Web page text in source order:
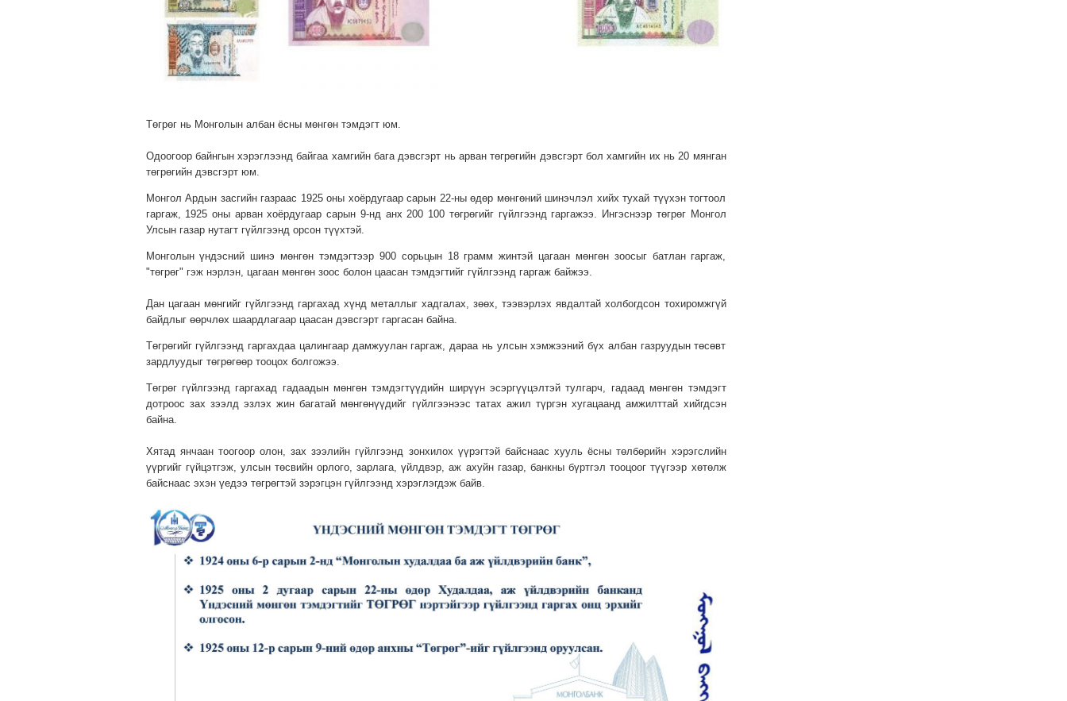
Төгрөг нь Монголын албан ёсны мөнгөн тэмдэгт юм.
Одоогоор байнгын хэрэглээнд байгаа хамгийн бага дэвсгэрт нь арван төгрөгийн дэвсгэрт бол хамгийн их нь 20 мянган
төгрөгийн дэвсгэрт юм.
Монгол Ардын засгийн газраас 1925 оны хоёрдугаар сарын 22-ны өдөр мөнгөний шинэчлэл хийх тухай түүхэн тогтоол
гаргаж, 1925 оны арван хоёрдугаар сарын 9-нд анх 200 100 төгрөгийг гүйлгээнд гаргажээ. Ингэснээр төгрөг Монгол
Улсын газар нутагт гүйлгээнд орсон түүхтэй.
Монголын үндэсний шинэ мөнгөн тэмдэгтээр 900 сорьцын 18 грамм жинтэй цагаан мөнгөн зоосыг батлан гаргаж,
"төгрөг" гэж нэрлэн, цагаан мөнгөн зоос болон цаасан тэмдэгтийг гүйлгээнд гаргаж байжээ.
Дан цагаан мөнгийг гүйлгээнд гаргахад хүнд металлыг хадгалах, зөөх, тээвэрлэх явдалтай холбогдсон тохиромжгүй
байдлыг өөрчлөх шаардлагаар цаасан дэвсгэрт гаргасан байна.
Төгрөгийг гүйлгээнд гаргахдаа цалингаар дамжуулан гаргаж, дараа нь улсын хэмжээний бүх албан газруудын төсөвт
зардлуудыг төгрөгөөр тооцох болгожээ.
Төгрөг гүйлгээнд гаргахад гадаадын мөнгөн тэмдэгтүүдийн ширүүн эсэргүүцэлтэй тулгарч, гадаад мөнгөн тэмдэгт
дотроос зах зээлд эзлэх жин багатай мөнгөнүүдийг гүйлгээнээс татах ажил түргэн хугацаанд амжилттай хийгдсэн
байна.
Хятад янчаан тоогоор олон, зах зээлийн гүйлгээнд зонхилох үүрэгтэй байснаас хууль ёсны төлбөрийн хэрэгслийн
үүргийг гүйцэтгэж, улсын төсвийн орлого, зарлага, үйлдвэр, аж ахуйн газар, банкны бүртгэл тооцоог түүгээр хөтөлж
байснаас эхэн үедээ төгрөгтэй зэрэгцэн гүйлгээнд хэрэглэгдэж байв.